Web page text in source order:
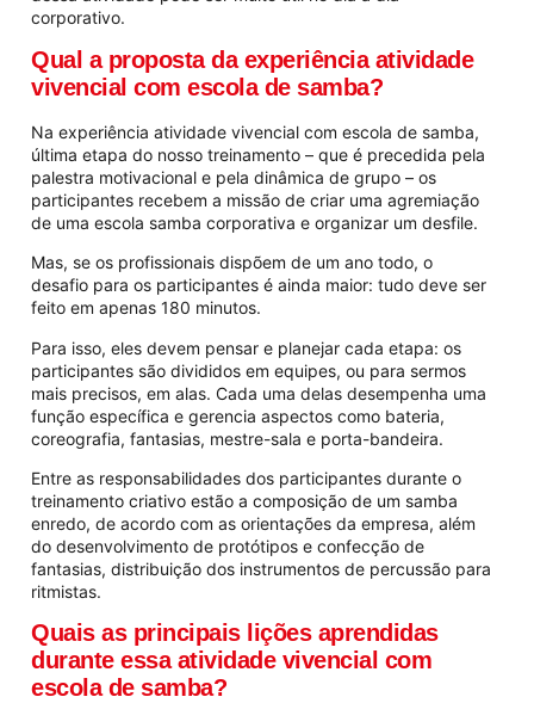
corporativo.
Qual a proposta da experiência atividade
vivencial com escola de samba?
Na experiência atividade vivencial com escola de samba,
última etapa do nosso treinamento – que é precedida pela
palestra motivacional e pela dinâmica de grupo – os
participantes recebem a missão de criar uma agremiação
de uma escola samba corporativa e organizar um desfile.
Mas, se os profissionais dispõem de um ano todo, o
desafio para os participantes é ainda maior: tudo deve ser
feito em apenas 180 minutos.
Para isso, eles devem pensar e planejar cada etapa: os
participantes são divididos em equipes, ou para sermos
mais precisos, em alas. Cada uma delas desempenha uma
função específica e gerencia aspectos como bateria,
coreografia, fantasias, mestre-sala e porta-bandeira.
Entre as responsabilidades dos participantes durante o
treinamento criativo estão a composição de um samba
enredo, de acordo com as orientações da empresa, além
do desenvolvimento de protótipos e confecção de
fantasias, distribuição dos instrumentos de percussão para
ritmistas.
Quais as principais lições aprendidas
durante essa atividade vivencial com
escola de samba?